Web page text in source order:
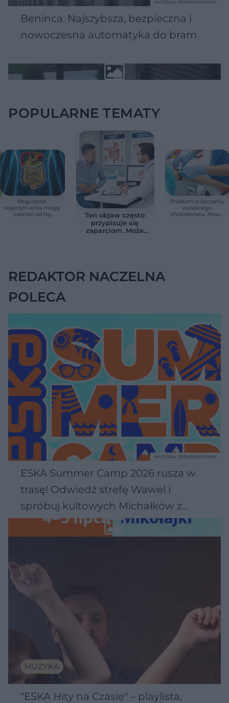
Beninca. Najszybsza, bezpieczna i
nowoczesna automatyka do bram
MATERIAŁ SPONSOROWANY
POPULARNE TEMATY
Regularne
wypróżnienia mogą
zależeć od tej
Ten objaw często
przypisuje się
zaparciom. Może
Przełom w leczeniu
wysokiego
cholesterolu. Nowa
REDAKTOR NACZELNA
POLECA
ESKA Summer Camp 2026 rusza w
trasę! Odwiedź strefę Wawel i
spróbuj kultowych Michałków z
Wawelu
MATERIAŁ SPONSOROWANY
MUZYKA
"ESKA Hity na Czasie" – playlista,